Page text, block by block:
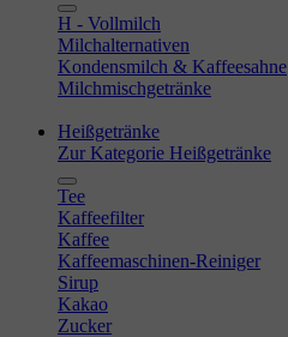
H - Vollmilch
Milchalternativen
Kondensmilch & Kaffeesahne
Milchmischgetränke
Heißgetränke
Zur Kategorie Heißgetränke
Tee
Kaffeefilter
Kaffee
Kaffeemaschinen-Reiniger
Sirup
Kakao
Zucker